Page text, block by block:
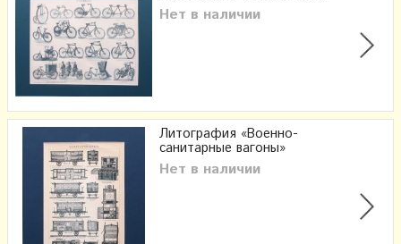
Нет в наличии
Литография «Военно-
санитарные вагоны»
Нет в наличии